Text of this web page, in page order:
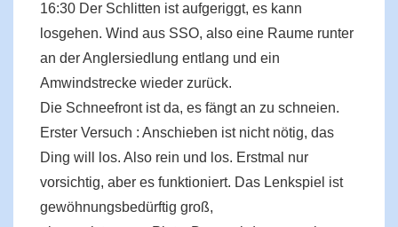
16:30 Der Schlitten ist aufgeriggt, es kann
losgehen. Wind aus SSO, also eine Raume runter
an der Anglersiedlung entlang und ein
Amwindstrecke wieder zurück.
Die Schneefront ist da, es fängt an zu schneien.
Erster Versuch : Anschieben ist nicht nötig, das
Ding will los. Also rein und los. Erstmal nur
vorsichtig, aber es funktioniert. Das Lenkspiel ist
gewöhnungsbedürftig groß,